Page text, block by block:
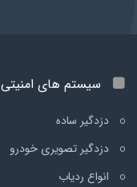
سیستم های امنیتی
دزدگیر ساده
دزدگیر تصویری خودرو
انواع ردیاب